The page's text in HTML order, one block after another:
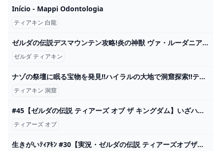
Início - Mappi Odontologia
ティアキン 白龍
ゼルダの伝説デスマウンテン攻略!炎の神獣 ヴァ・ルーダニアを火口に追い込む方法解説。 - YouTube
ゼルダ ティアキン
ナゾの祭壇に眠る宝物を発見!!ハイラルの大地で洞窟探索!!ティアキン最速実況Part7【ゼルダの伝説 ティアーズ オブ ザ キングダム】 - YouTube
ティアキン 洞窟
#45【ゼルダの伝説 ティアーズ オブ ザ キングダム】いざハイラル城の地下へ【最終回】 - YouTube
ティアーズ オブ
生きがいﾃｨｱｷﾝ #30【実況・ゼルダの伝説 ティアーズオブザキングダム】 - YouTube